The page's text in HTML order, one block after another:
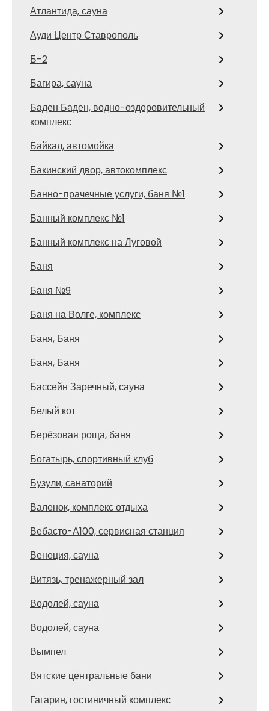
Атлантида, сауна
Ауди Центр Ставрополь
Б-2
Багира, сауна
Баден Баден, водно-оздоровительный
комплекс
Байкал, автомойка
Бакинский двор, автокомплекс
Банно-прачечные услуги, баня №1
Банный комплекс №1
Банный комплекс на Луговой
Баня
Баня №9
Баня на Волге, комплекс
Баня, Баня
Баня, Баня
Бассейн Заречный, сауна
Белый кот
Берёзовая роща, баня
Богатырь, спортивный клуб
Бузули, санаторий
Валенок, комплекс отдыха
Вебасто-А100, сервисная станция
Венеция, сауна
Витязь, тренажерный зал
Водолей, сауна
Водолей, сауна
Вымпел
Вятские центральные бани
Гагарин, гостиничный комплекс